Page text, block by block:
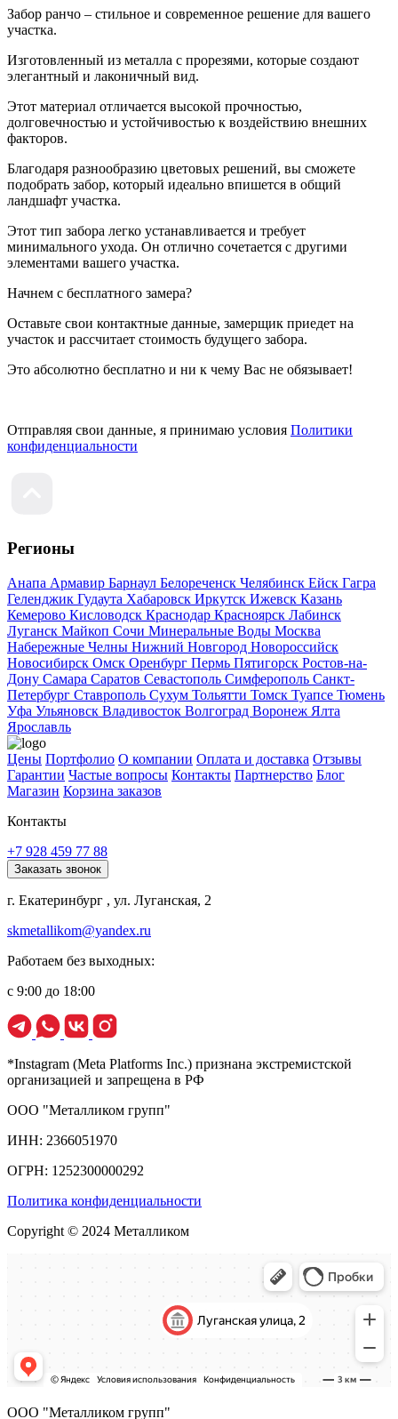
Забор ранчо – стильное и современное решение для вашего
участка.
Изготовленный из металла с прорезями, которые создают
элегантный и лаконичный вид.
Этот материал отличается высокой прочностью,
долговечностью и устойчивостью к воздействию внешних
факторов.
Благодаря разнообразию цветовых решений, вы сможете
подобрать забор, который идеально впишется в общий
ландшафт участка.
Этот тип забора легко устанавливается и требует
минимального ухода. Он отлично сочетается с другими
элементами вашего участка.
Начнем с бесплатного замера?
Оставьте свои контактные данные, замерщик приедет на
участок и рассчитает стоимость будущего забора.
Это абсолютно бесплатно и ни к чему Вас не обязывает!
Отправляя свои данные, я принимаю условия Политики
конфиденциальности
Регионы
Анапа Армавир Барнаул Белореченск Челябинск Ейск Гагра
Геленджик Гудаута Хабаровск Иркутск Ижевск Казань
Кемерово Кисловодск Краснодар Красноярск Лабинск
Луганск Майкоп Сочи Минеральные Воды Москва
Набережные Челны Нижний Новгород Новороссийск
Новосибирск Омск Оренбург Пермь Пятигорск Ростов-на-
Дону Самара Саратов Севастополь Симферополь Санкт-
Петербург Ставрополь Сухум Тольятти Томск Туапсе Тюмень
Уфа Ульяновск Владивосток Волгоград Воронеж Ялта
Ярославль
Цены Портфолио О компании Оплата и доставка Отзывы
Гарантии Частые вопросы Контакты Партнерство Блог
Магазин Корзина заказов
Контакты
+7 928 459 77 88
Заказать звонок
г. Екатеринбург , ул. Луганская, 2
skmetallikom@yandex.ru
Работаем без выходных:
с 9:00 до 18:00
*Instagram (Meta Platforms Inc.) признана экстремистской
организацией и запрещена в РФ
ООО "Металликом групп"
ИНН: 2366051970
ОГРН: 1252300000292
Политика конфиденциальности
Copyright © 2024 Металликом
ООО "Металликом групп"